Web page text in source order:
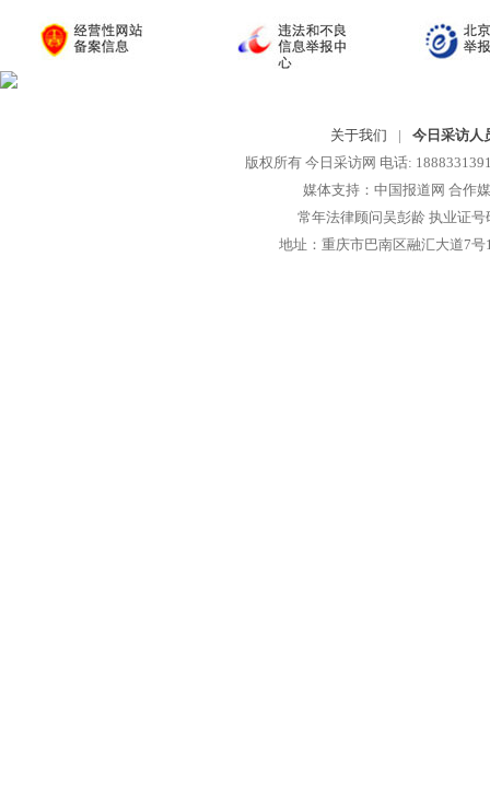
关于我们 |
今日采访人
版权所有 今日采访网 电话:
媒体支持：中国报道网 合作
常年法律顾问吴彭龄 执业证
地址：重庆市巴南区融汇大道7号